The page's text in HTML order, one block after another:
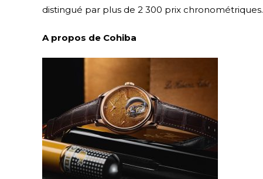
distingué par plus de 2 300 prix chronométriques.
A propos de Cohiba